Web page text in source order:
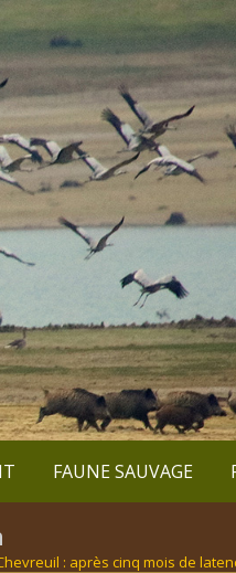
FAUNE SAUVAGE
: après cinq mois de